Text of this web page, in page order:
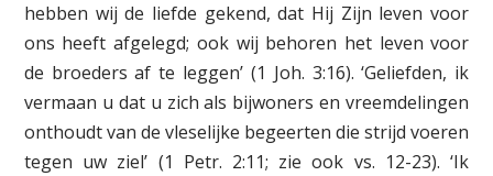
hebben wij de liefde gekend, dat Hij Zijn leven voor
ons heeft afgelegd; ook wij behoren het leven voor
de broeders af te leggen’ (1 Joh. 3:16). ‘Geliefden, ik
vermaan u dat u zich als bijwoners en vreemdelingen
onthoudt van de vleselijke begeerten die strijd voeren
tegen uw ziel’ (1 Petr. 2:11; zie ook vs. 12-23). ‘Ik